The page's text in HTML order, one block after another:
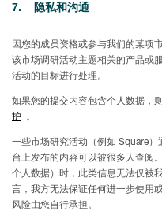
7. 隐私和沟通
因您的成员资格或参与我们的某项
该市场调研活动主题相关的产品或
活动的目标进行处理。
如果您的提交内容包含个人数据，
护 。
一些市场研究活动（例如 Square
台上发布的内容可以被很多人查阅
个人数据）时，此类信息无法仅被
言，我方无法保证任何进一步使用
风险由您自行承担。